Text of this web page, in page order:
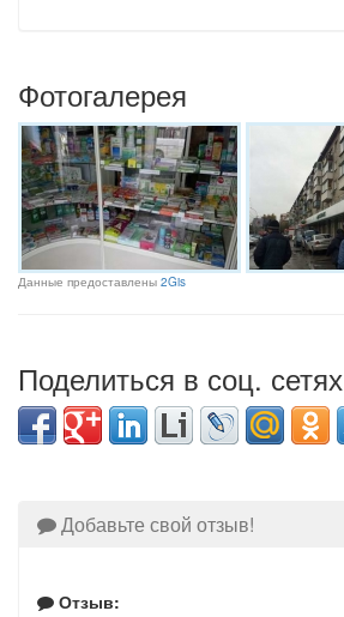
Фотогалерея
Данные предоставлены 2Gis
Поделиться в соц. сетях
Добавьте свой отзыв!
Отзыв: